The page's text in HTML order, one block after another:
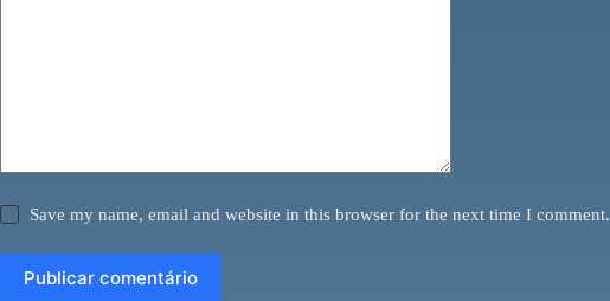
Save my name, email and website in this browser for the next time I comment.
Publicar comentário